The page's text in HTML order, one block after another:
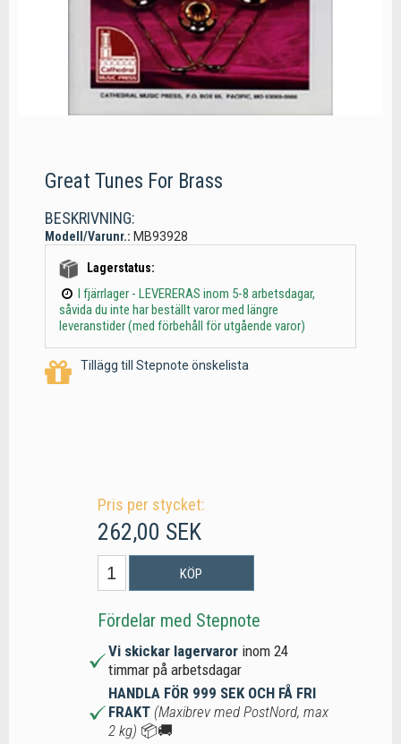
Great Tunes For Brass
BESKRIVNING:
Modell/Varunr.: MB93928
Lagerstatus:
I fjärrlager - LEVERERAS inom 5-8 arbetsdagar,
såvida du inte har beställt varor med längre
leveranstider (med förbehåll för utgående varor)
Tillägg till Stepnote önskelista
Pris per stycket:
262,00 SEK
KÖP
Fördelar med Stepnote
Vi skickar lagervaror inom 24
timmar på arbetsdagar
HANDLA FÖR 999 SEK OCH FÅ FRI
FRAKT (Maxibrev med PostNord, max
2 kg) 📦🚚